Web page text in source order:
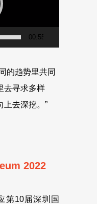
00:55
的趋势里共同
去寻求多样
上去深挖。”
2022
第10届深圳国